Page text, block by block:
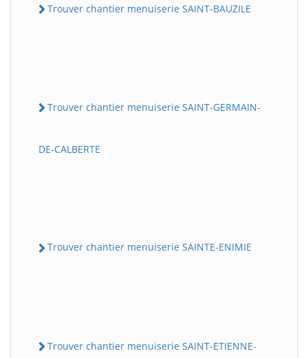
Trouver chantier menuiserie SAINT-BAUZILE
Trouver chantier menuiserie SAINT-GERMAIN-
DE-CALBERTE
Trouver chantier menuiserie SAINTE-ENIMIE
Trouver chantier menuiserie SAINT-ETIENNE-